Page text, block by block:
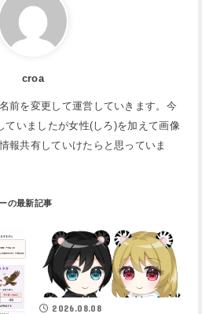
croa
前を変更して運営していきます。今
ていましたが女性(しろ)を加えて画像
報共有していけたらと思っていま
2026.08.08